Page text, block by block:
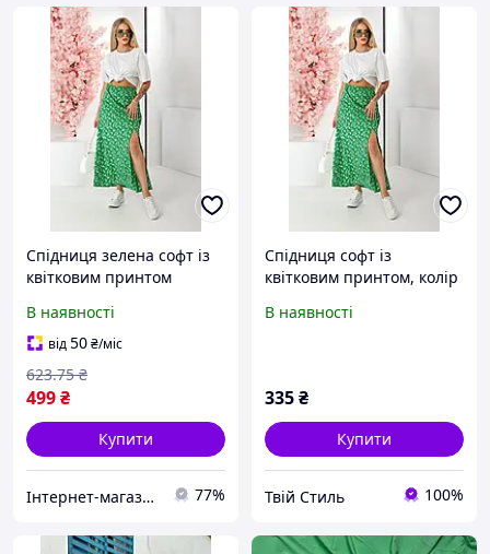
Спідниця зелена софт із
квітковим принтом
напівобхват стегон 55 см
напівобхват пояса 33 см
В наявності
від50₴/міс
499₴
623.75 ₴
Купити
Інтернет-магазин TOOLS-PROOF 77%
Спідниця софт із
квітковим принтом, колір
В наявності
335₴
Купити
Твій Стиль 100%